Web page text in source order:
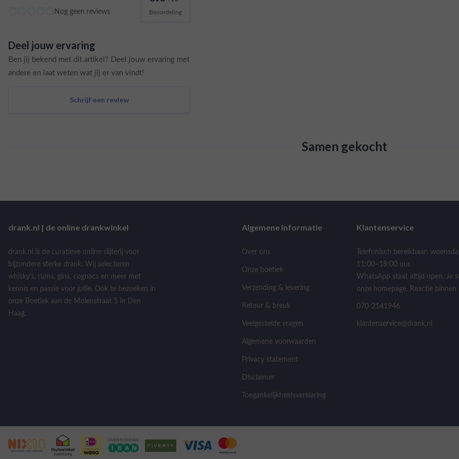
Nog geen reviews Beoordeling
Deel jouw ervaring
Ben jij bekend met dit artikel? Deel jouw ervaring met
andere en laat weten wat jij er van vindt!
Schrijf een review
Samen gekocht
drank.nl | de online drankwinkel
drank.nl is de curatieve online slijterij voor
bijzondere sterke drank. Wij selecteren
whisky's, rums, gins, cognacs en meer met
kennis en passie voor jullie. Ook te bezoeken in
onze Boetiek aan de Molenstraat 5 in Den
Haag.
Algemene informatie
Over ons
Onze boetiek
Verzending & levering
Retour & breuk
Veelgestelde vragen
Algemene voorwaarden
Privacy statement
Disclaimer
Toegankelijkheidsverklaring
Klantenservice
Telefonisch bereikbaar:
11:00–18:00 uur.
WhatsApp staat altijd open. Je
onze homepage. Reactie binnen
070-2141946
klantenservice@drank.nl